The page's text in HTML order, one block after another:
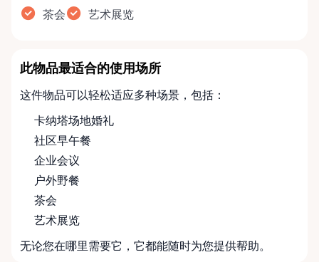
茶会 艺术展览
此物品最适合的使用场所
这件物品可以轻松适应多种场景，包括：
卡纳塔场地婚礼
社区早午餐
企业会议
户外野餐
茶会
艺术展览
无论您在哪里需要它，它都能随时为您提供帮助。